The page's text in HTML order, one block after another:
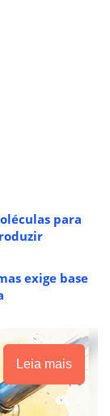
para
exige base
Leia mais